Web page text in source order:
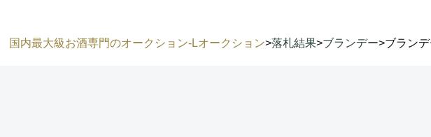
国内最大級お酒専門のオークション-Lオークション>落札結果>ブランデー>ブラン